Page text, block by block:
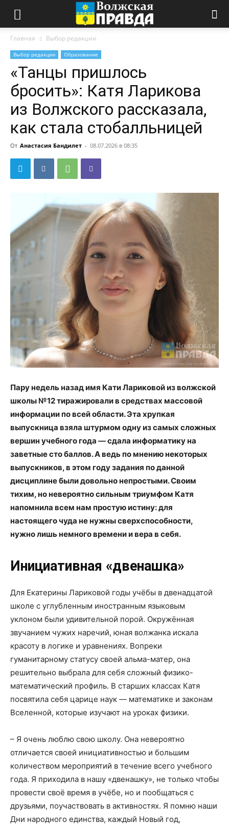
Главная Выбор редакции
Выбор редакции Образование
«Танцы пришлось
бросить»: Катя Ларикова
из Волжского рассказала,
как стала стобалльницей
От Анастасия Бандилет - 08.07.2026 в 08:35
Пару недель назад имя Кати Лариковой из волжской
школы №12 тиражировали в средствах массовой
информации по всей области. Эта хрупкая
выпускница взяла штурмом одну из самых сложных
вершин учебного года — сдала информатику на
заветные сто баллов. А ведь по мнению некоторых
выпускников, в этом году задания по данной
дисциплине были довольно непростыми. Своим
тихим, но невероятно сильным триумфом Катя
напомнила всем нам простую истину: для
настоящего чуда не нужны сверхспособности,
нужно лишь немного времени и вера в себя.
Инициативная «двенашка»
Для Екатерины Лариковой годы учёбы в двенадцатой
школе с углубленным иностранным языковым
уклоном были удивительной порой. Окружённая
звучанием чужих наречий, юная волжанка искала
красоту в логике и уравнениях. Вопреки
гуманитарному статусу своей альма-матер, она
решительно выбрала для себя сложный физико-
математический профиль. В старших классах Катя
посвятила себя царице наук — математике и законам
Вселенной, которые изучают на уроках физики.
– Я очень люблю свою школу. Она невероятно
отличается своей инициативностью и большим
количеством мероприятий в течение всего учебного
года. Я приходила в нашу «двенашку», не только чтобы
провести своё время в учёбе, но и пообщаться с
друзьями, поучаствовать в активностях. Я помню наши
Дни народного единства, каждый Новый год,